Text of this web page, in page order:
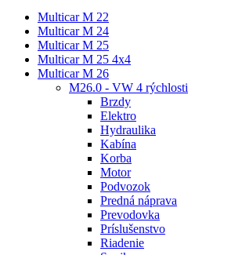
Multicar M 22
Multicar M 24
Multicar M 25
Multicar M 25 4x4
Multicar M 26
M26.0 - VW 4 rýchlosti
Brzdy
Elektro
Hydraulika
Kabína
Korba
Motor
Podvozok
Predná náprava
Prevodovka
Príslušenstvo
Riadenie